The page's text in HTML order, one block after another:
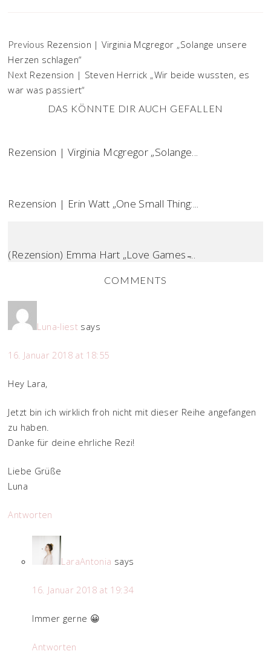
Previous Rezension | Virginia Mcgregor „Solange unsere
Herzen schlagen“
Next Rezension | Steven Herrick „Wir beide wussten, es
war was passiert“
DAS KÖNNTE DIR AUCH GEFALLEN
Rezension | Virginia Mcgregor „Solange...
Rezension | Erin Watt „One Small Thing:...
(Rezension) Emma Hart „Love Games ̵...
COMMENTS
Luna-liest says
16. Januar 2018 at 18:55
Hey Lara,
Jetzt bin ich wirklich froh nicht mit dieser Reihe angefangen
zu haben.
Danke für deine ehrliche Rezi!
Liebe Grüße
Luna
Antworten
LaraAntonia says
16. Januar 2018 at 19:34
Immer gerne 😀
Antworten